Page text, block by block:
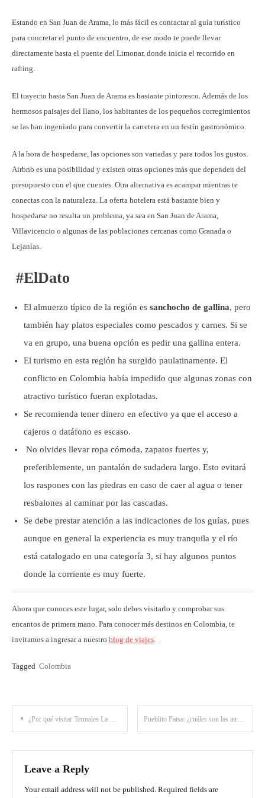
Estando en San Juan de Arama, lo más fácil es contactar al guía turístico
para concretar el punto de encuentro, de ese modo te puede llevar
directamente hasta el puente del Limonar, donde inicia el recorrido en
rafting.
El trayecto hasta San Juan de Arama es bastante pintoresco. Además de los
hermosos paisajes del llano, los habitantes de los pequeños corregimientos
se las han ingeniado para convertir la carretera en un festín gastronómico.
A la hora de hospedarse, las opciones son variadas y para todos los gustos.
Airbnb es una posibilidad y existen otras opciones más que dependen del
presupuesto con el que cuentes. Otra alternativa es acampar mientras te
conectas con la naturaleza. La oferta hotelera está bastante bien y
hospedarse no resulta un problema, ya sea en San Juan de Arama,
Villavicencio o algunas de las poblaciones cercanas como Granada o
Lejanías.
#ElDato
El almuerzo típico de la región es sanchocho de gallina, pero
también hay platos especiales como pescados y carnes. Si se
va en grupo, una buena opción es pedir una gallina entera.
El turismo en esta región ha surgido paulatinamente. El
conflicto en Colombia había impedido que algunas zonas con
atractivo turístico fueran explotadas.
Se recomienda tener dinero en efectivo ya que el acceso a
cajeros o datáfono es escaso.
No olvides llevar ropa cómoda, zapatos fuertes y,
preferiblemente, un pantalón de sudadera largo. Esto evitará
los raspones con las piedras en caso de caer al agua o tener
resbalones al caminar por las cascadas.
Se debe prestar atención a las indicaciones de los guías, pues
aunque en general la experiencia es muy tranquila y el río
está catalogado en una categoría 3, si hay algunos puntos
donde la corriente es muy fuerte.
Ahora que conoces este lugar, solo debes visitarlo y comprobar sus
encantos de primera mano. Para conocer más destinos en Colombia, te
invitamos a ingresar a nuestro blog de viajes.
Tagged Colombia
Post
navigation
¿Por qué visitar Termales La Cabaña en Murillo, Tolima? Pueblito Paisa: ¿cuáles son las atracciones de este bello mirador en Medellín?
Leave a Reply
Your email address will not be published. Required fields are